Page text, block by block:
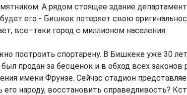
А рядом стоящее здание
его - Бишкек потеряет свою
все–таки город с миллионом населения.
построить спортарену. В Бишкеке уже 30
продан за бесценок и в обход всех законов
имени Фрунзе. Сейчас стадион
народу, восстановить справедливость?